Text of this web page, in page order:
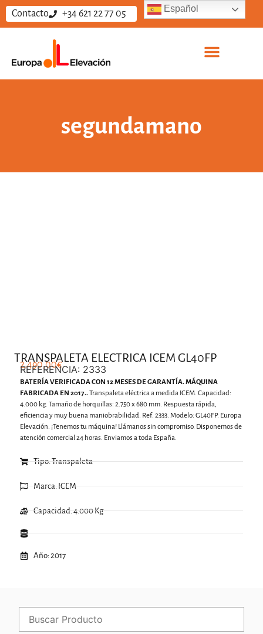
Contacto +34 621 22 77 05
segundamano
TRANSPALETA ELECTRICA ICEM GL40FP
2.490,00€
REFERENCIA: 2333
BATERÍA VERIFICADA CON 12 MESES DE GARANTÍA. MÁQUINA
FABRICADA EN 2017..Transpaleta eléctrica a medida ICEM. Capacidad:
4.000 kg. Tamaño de horquillas: 2.750 x 680 mm. Respuesta rápida,
eficiencia y muy buena maniobrabilidad. Ref: 2333. Modelo: GL40FP. Europa
Elevación. ¡Tenemos tu máquina! Llámanos sin compromiso. Disponemos de
atención comercial 24 horas. Enviamos a toda España.
Tipo: Transpaleta
Marca: ICEM
Capacidad: 4.000 Kg
Año: 2017
Español